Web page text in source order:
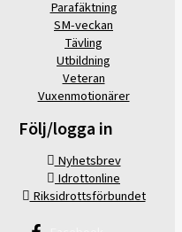
Parafäktning
SM-veckan
Tävling
Utbildning
Veteran
Vuxenmotionärer
Följ/logga in
Nyhetsbrev
Idrottonline
Riksidrottsförbundet